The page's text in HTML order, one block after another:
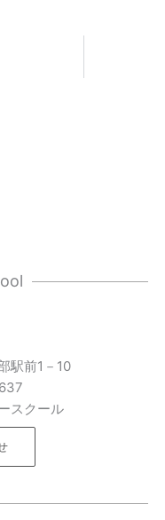
駅前1－10
スクール